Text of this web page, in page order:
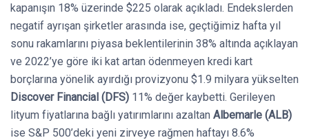
kapanışın 18% üzerinde $225 olarak açıkladı. Endekslerden
negatif ayrışan şirketler arasında ise, geçtiğimiz hafta yıl
sonu rakamlarını piyasa beklentilerinin 38% altında açıklayan
ve 2022’ye göre iki kat artan ödenmeyen kredi kart
borçlarına yönelik ayırdığı provizyonu $1.9 milyara yükselten
Discover Financial (DFS) 11% değer kaybetti. Gerileyen
lityum fiyatlarına bağlı yatırımlarını azaltan Albemarle (ALB)
ise S&P 500’deki yeni zirveye rağmen haftayı 8.6%